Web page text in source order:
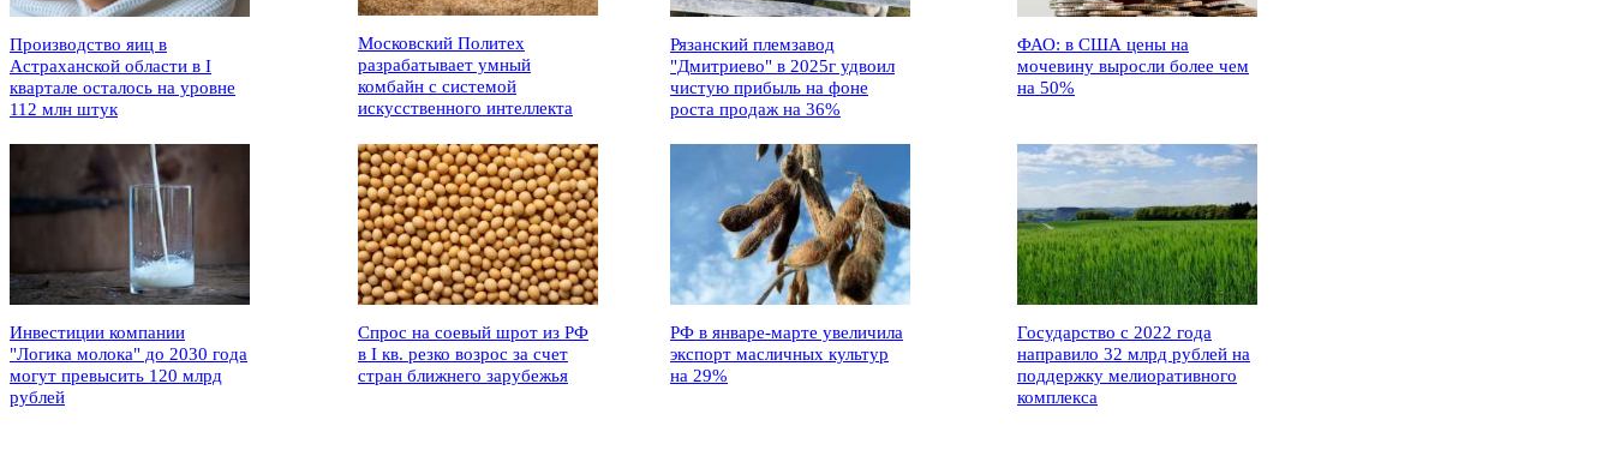
Производство яиц в
Астраханской области в I
квартале осталось на уровне
112 млн штук
Московский Политех
разрабатывает умный
комбайн с системой
искусственного интеллекта
Рязанский племзавод
"Дмитриево" в 2025г удвоил
чистую прибыль на фоне
роста продаж на 36%
ФАО: в США цены на
мочевину выросли более чем
на 50%
Инвестиции компании
"Логика молока" до 2030 года
могут превысить 120 млрд
рублей
Спрос на соевый шрот из РФ
в I кв. резко возрос за счет
стран ближнего зарубежья
РФ в январе-марте увеличила
экспорт масличных культур
на 29%
Государство с 2022 года
направило 32 млрд рублей на
поддержку мелиоративного
комплекса